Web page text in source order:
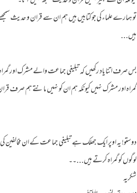
تو ہمارے علماء کی جو کتابیں ہیں ہم ان سے قران و حدیث
ہیں...
بس صرف اتنا یاد رکھیں کہ تبلیغی جماعت والے مشرک اور
گمراہ اور مشرک نہیں کیونکہ ہم ان کو نہیں مانتے ہم صرف
دوستو! یہ اوپر ایک جھلک ہے تبلیغی جماعت کے ان
لوگوں کو گمراہ کرتے ہیں...۔۔
شکریہ